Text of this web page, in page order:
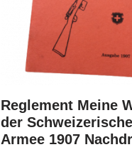
Reglement Meine
der
Armee 1907